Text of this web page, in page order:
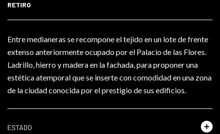
RETIRO
Entre medianeras se recompone el tejido en un lote de frente
extenso anteriormente ocupado por el Palacio de las Flores.
Ladrillo, hierro y madera en la fachada, para proponer una
estética atemporal que se inserte con comodidad en una zona
de la ciudad conocida por el prestigio de sus edificios.
ESTADO